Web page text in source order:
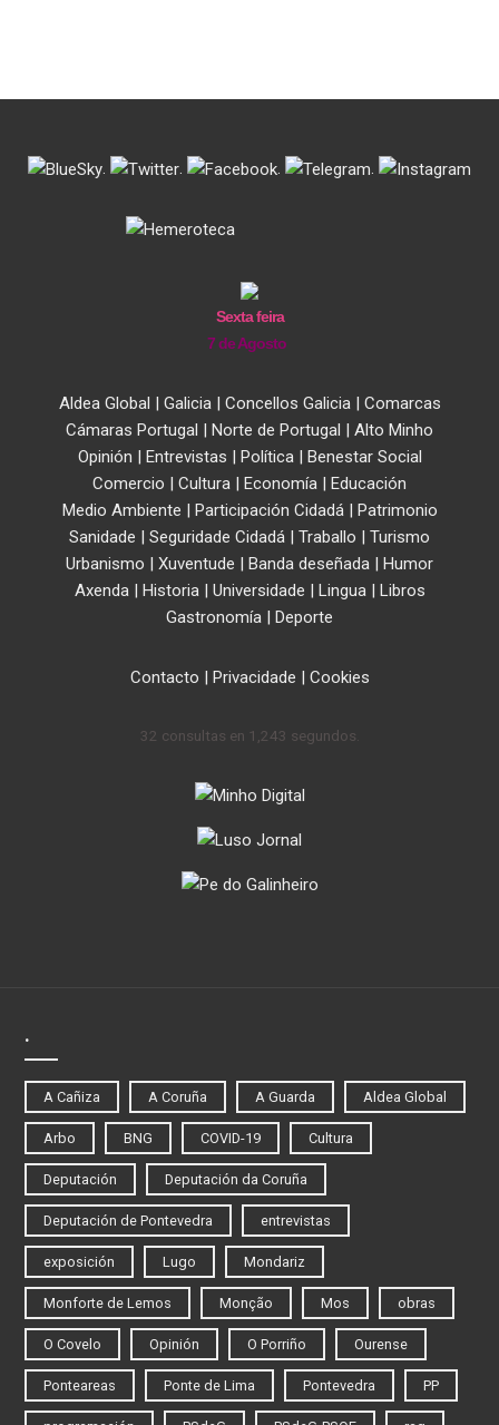
. . . .
Sexta feira
7 de Agosto
Aldea Global | Galicia| Concellos Galicia| Comarcas
Cámaras Portugal | Norte de Portugal | Alto Minho
Opinión | Entrevistas | Política| Benestar Social
Comercio | Cultura | Economía | Educación
Medio Ambiente | Participación Cidadá| Patrimonio
Sanidade | Seguridade Cidadá | Traballo | Turismo
Urbanismo | Xuventude | Banda deseñada | Humor
Axenda| Historia| Universidade | Lingua| Libros
Gastronomía | Deporte
Contacto | Privacidade | Cookies
32 consultas en 1,243 segundos.
.
A Cañiza A Coruña A Guarda Aldea Global
Arbo BNG COVID-19 Cultura
Deputación Deputación da Coruña
Deputación de Pontevedra entrevistas
exposición Lugo Mondariz
Monforte de Lemos Monção Mos obras
O Covelo Opinión O Porriño Ourense
Ponteareas Ponte de Lima Pontevedra PP